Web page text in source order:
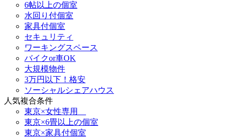
6帖以上の個室
水回り付個室
家具付個室
セキュリティ
ワーキングスペース
バイクor車OK
大規模物件
3万円以下！格安
ソーシャルシェアハウス
人気複合条件
東京×女性専用
東京×6畳以上の個室
東京×家具付個室